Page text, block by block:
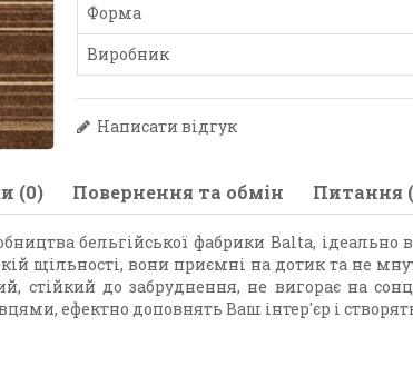
Форма
Виробник
Написати відгук
(0) Повернення та обмін Питання
бельгійської фабрики Balta,
щільності, вони приємні на дотик та не
стійкий до забруднення, не вигорає на
ефектно доповнять Ваш інтер'єр і